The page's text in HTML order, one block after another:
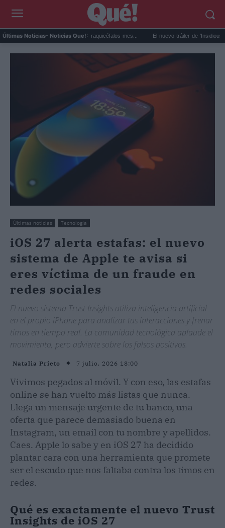
Últimas Noticias- Noticias Que!:
revela que los perros braquicéfalos mes... El nuevo tráiler de 'Insidious: Fuera
Últimas noticias Tecnología
iOS 27 alerta estafas: el nuevo
sistema de Apple te avisa si
eres víctima de un fraude en
redes sociales
El nuevo sistema Trust Insights utiliza inteligencia artificial
en el propio iPhone para analizar tus interacciones y frenar
timos en tiempo real. La comunidad tecnológica aplaude el
movimiento, pero advierte sobre los falsos positivos.
Natalia Prieto 7 julio, 2026 18:00
Vivimos pegados al móvil. Y con eso, las estafas
online se han vuelto más listas que nunca.
Llega un mensaje urgente de tu banco, una
oferta que parece demasiado buena en
Instagram, un email con tu nombre y apellidos.
Caes. Apple lo sabe y en iOS 27 ha decidido
plantar cara con una herramienta que promete
ser el escudo que nos faltaba contra los timos en
redes.
Qué es exactamente el nuevo Trust
Insights de iOS 27